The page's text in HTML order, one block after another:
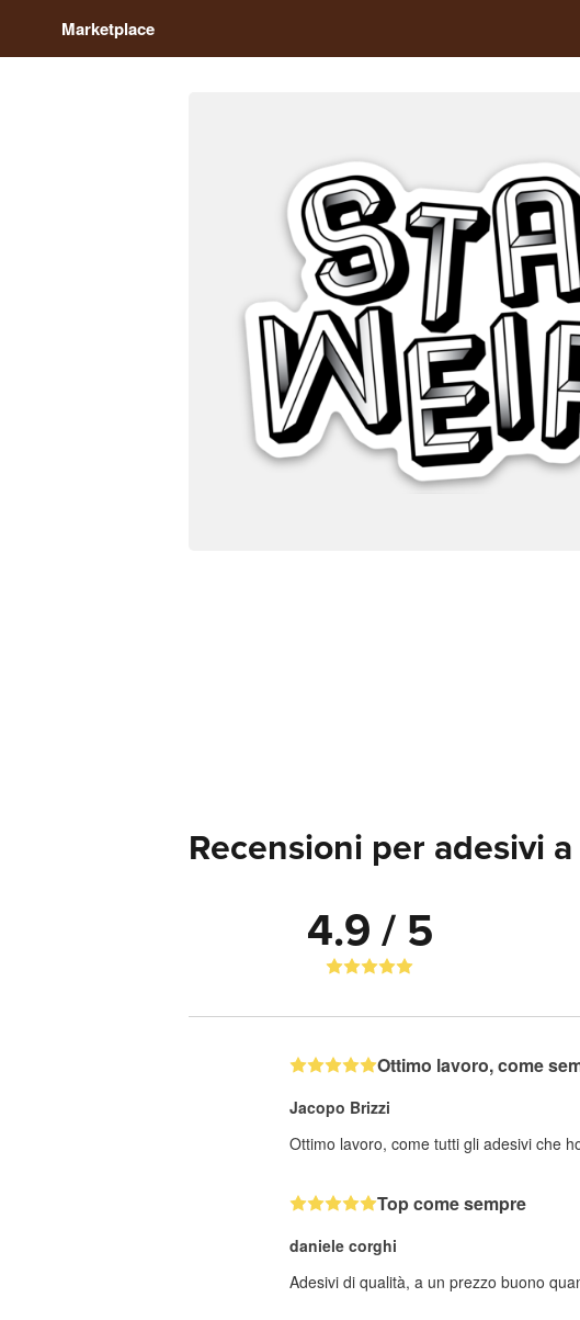
Marketplace
Recensioni per adesivi
4.9 / 5
Ottimo lavoro, come
Jacopo Brizzi
Ottimo lavoro, come tutti gli adesivi che
Top come sempre
daniele corghi
Adesivi di qualità, a un prezzo buono